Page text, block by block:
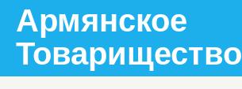
content
Армянское
Товарищество